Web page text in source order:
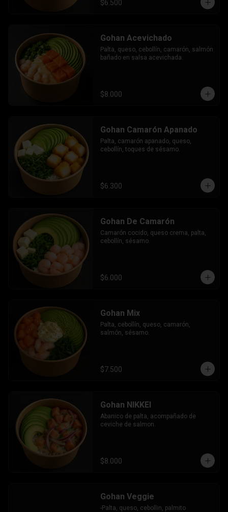
$6.500
Gohan Acevichado
Palta, queso, cebollín, camarón, salmón
bañado en salsa acevichada.
$8.000
Gohan Camarón Apanado
Palta, camarón apanado, queso,
cebollín, toques de sésamo.
$6.300
Gohan De Camarón
Camarón cocido, queso crema, palta,
cebollín, sésamo.
$6.000
Gohan Mix
Palta, cebollín, queso, camarón,
salmón, sésamo.
$7.500
Gohan NIKKEI
Abanico de palta, acompañado de
ceviche de salmon.
$8.000
Gohan Veggie
-Palta, queso, cebollin, palmito